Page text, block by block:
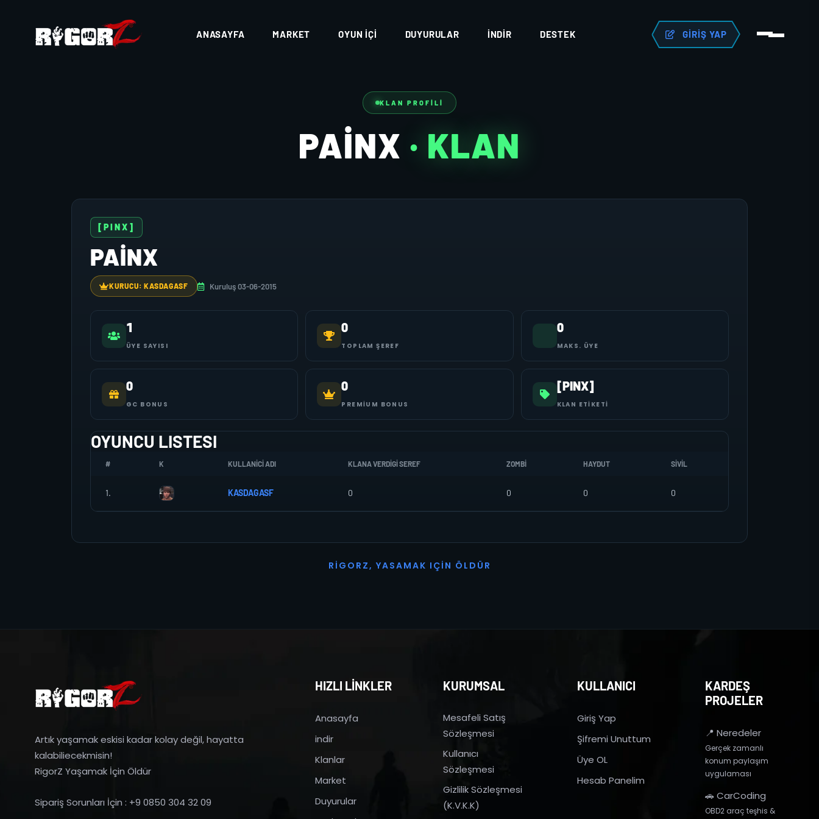
ANASAYFA MARKET OYUN İÇI DUYURULAR İNDIR DESTEK GIRIŞ YAP
KLAN PROFILI
PAİNX · KLAN
[PINX]
PAİNX
KURUCU: KASDAGASF Kuruluş 03-06-2015
1
ÜYE SAYISI
0
TOPLAM ŞEREF
0
MAKS. ÜYE
0
GC BONUS
0
PREMIUM BONUS
[PINX]
KLAN ETIKETI
OYUNCU LISTESI
# K KULLANICI ADI KLANA VERDIGI SEREF ZOMBI HAYDUT SIVIL
1. KASDAGASF 0 0 0 0
R I G O R Z, YASAMAK I ÇI N Ö L D Ü R
Artık yaşamak eskisi kadar kolay değil, hayatta
kalabiliecekmisin!
RigorZ Yaşamak İçin Öldür
Sipariş Sorunları İçin : +9 0850 304 32 09
HIZLI LİNKLER
Anasayfa
indir
Klanlar
Market
Duyurular
KURUMSAL
Mesafeli Satış
Sözleşmesi
Kullanıcı
Sözleşmesi
Gizlilik Sözleşmesi
(K.V.K.K)
KULLANICI
Giriş Yap
Şifremi Unuttum
Üye OL
Hesab Panelim
KARDEŞ
PROJELER
📍 Neredeler
Gerçek zamanlı
konum paylaşım
uygulaması
🚗 CarCoding
OBD2 araç teşhis &